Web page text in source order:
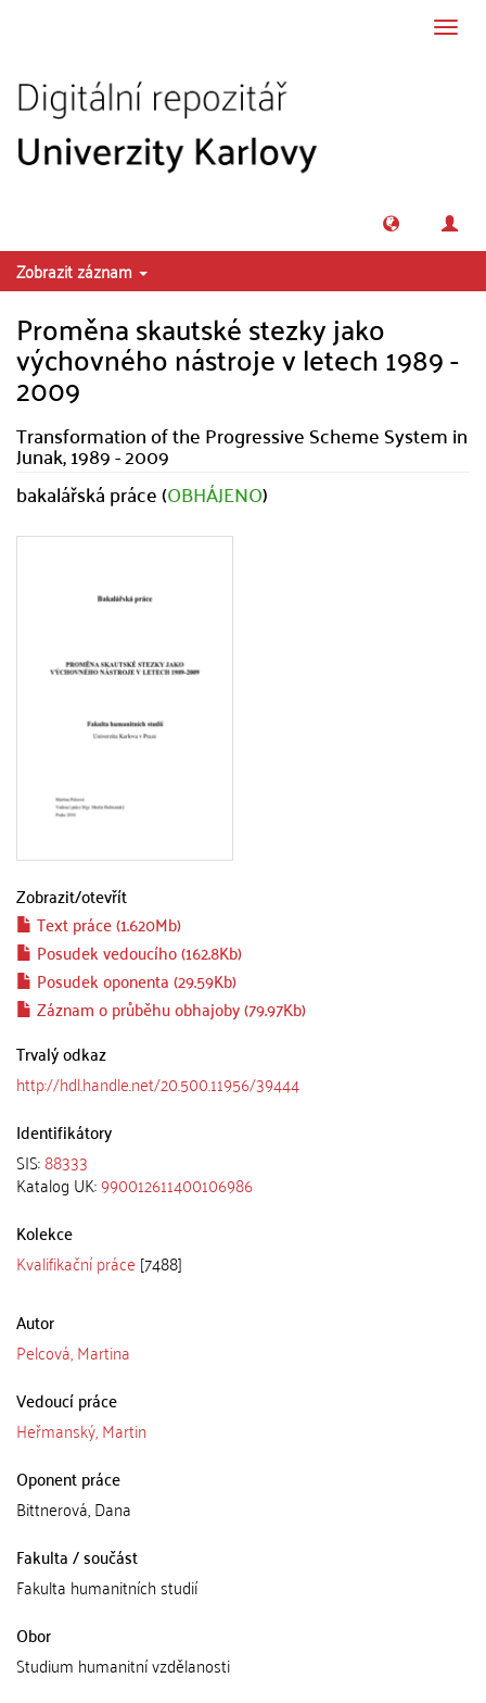
Zobrazit záznam
Proměna skautské stezky jako
výchovného nástroje v letech 1989 -
2009
Transformation of the Progressive Scheme System in
Junak, 1989 - 2009
bakalářská práce (OBHÁJENO)
Zobrazit/otevřít
Text práce (1.620Mb)
Posudek vedoucího (162.8Kb)
Posudek oponenta (29.59Kb)
Záznam o průběhu obhajoby (79.97Kb)
Trvalý odkaz
http://hdl.handle.net/20.500.11956/39444
Identifikátory
SIS:88333
Katalog UK:990012611400106986
Kolekce
Kvalifikační práce [7488]
Autor
Pelcová, Martina
Vedoucí práce
Heřmanský, Martin
Oponent práce
Bittnerová, Dana
Fakulta / součást
Fakulta humanitních studií
Obor
Studium humanitní vzdělanosti